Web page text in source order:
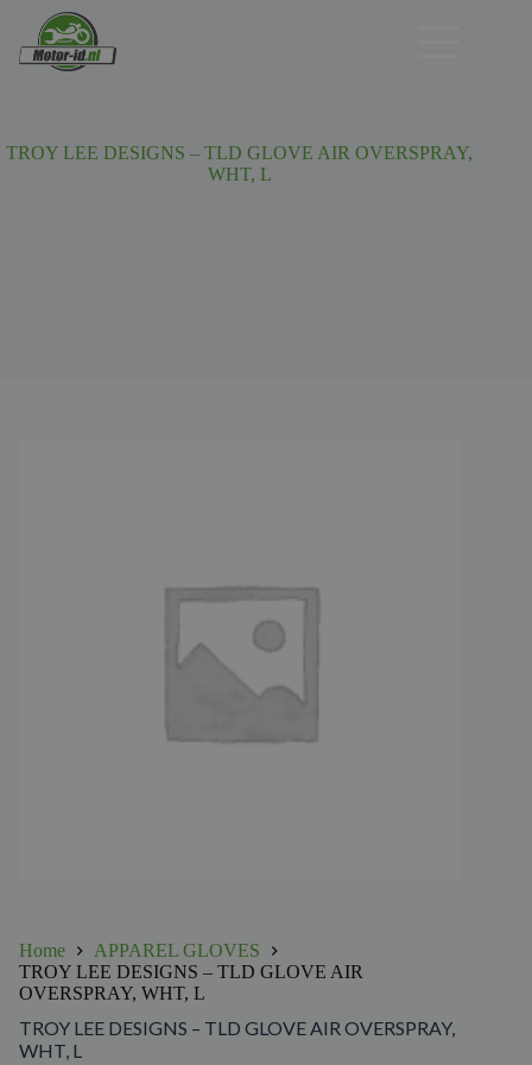
TROY LEE DESIGNS – TLD GLOVE AIR OVERSPRAY,
WHT, L
Home
APPAREL GLOVES
TROY LEE DESIGNS – TLD GLOVE AIR
OVERSPRAY, WHT, L
TROY LEE DESIGNS – TLD GLOVE AIR OVERSPRAY,
WHT, L